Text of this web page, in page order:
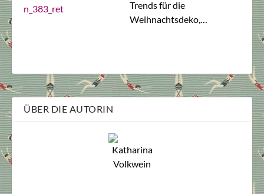
Trends für die
Weihnachtsdeko,…
ÜBER DIE AUTORIN